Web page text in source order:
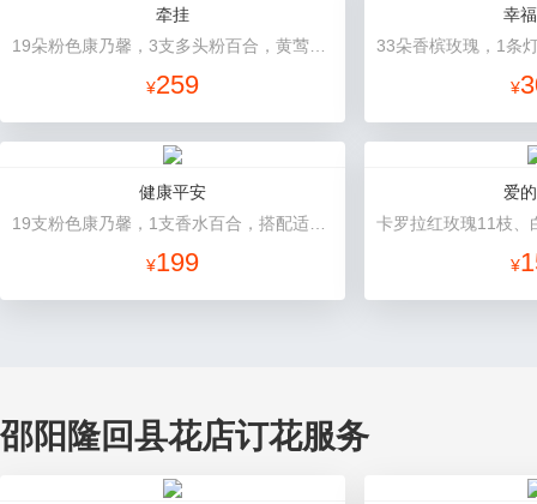
牵挂
¥259
幸
¥
健康平安
¥199
爱
¥
邵阳隆回县花店订花服务